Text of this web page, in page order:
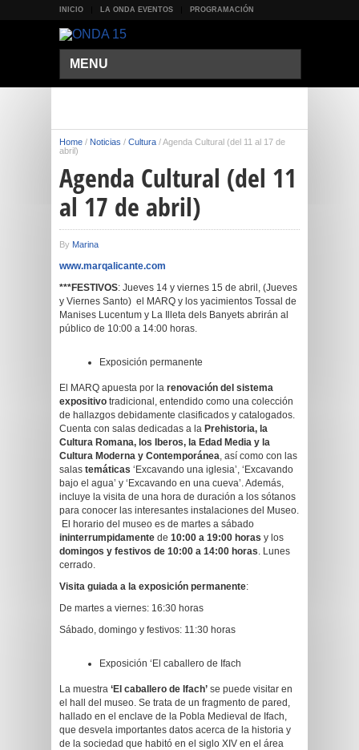
INICIO LA ONDA EVENTOS PROGRAMACIÓN
MENU
Home / Noticias / Cultura /Agenda Cultural (del 11 al 17 de
abril)
Agenda Cultural (del 11
al 17 de abril)
By Marina
www.marqalicante.com
***FESTIVOS: Jueves 14 y viernes 15 de abril, (Jueves
y Viernes Santo) el MARQ y los yacimientos Tossal de
Manises Lucentum y La Illeta dels Banyets abrirán al
público de 10:00 a 14:00 horas.
Exposición permanente
El MARQ apuesta por la renovación del sistema
expositivo tradicional, entendido como una colección
de hallazgos debidamente clasificados y catalogados.
Cuenta con salas dedicadas a la Prehistoria, la
Cultura Romana, los Iberos, la Edad Media y la
Cultura Moderna y Contemporánea, así como con las
salas temáticas ‘Excavando una iglesia’, ‘Excavando
bajo el agua’ y ‘Excavando en una cueva’. Además,
incluye la visita de una hora de duración a los sótanos
para conocer las interesantes instalaciones del Museo.
El horario del museo es de martes a sábado
ininterrumpidamente de 10:00 a 19:00 horas y los
domingos y festivos de 10:00 a 14:00 horas. Lunes
cerrado.
Visita guiada a la exposición permanente:
De martes a viernes: 16:30 horas
Sábado, domingo y festivos: 11:30 horas
Exposición ‘El caballero de Ifach
La muestra ‘El caballero de Ifach’ se puede visitar en
el hall del museo. Se trata de un fragmento de pared,
hallado en el enclave de la Pobla Medieval de Ifach,
que desvela importantes datos acerca de la historia y
de la sociedad que habitó en el siglo XIV en el área